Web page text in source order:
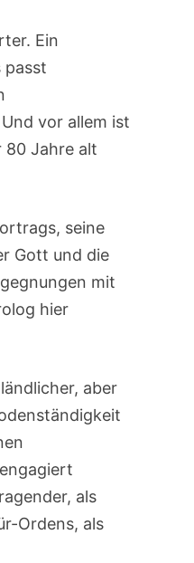
Ein
passt
vor allem ist
80 Jahre alt
seine
Gott und die
mit
hier
aber
als
Ordens, als